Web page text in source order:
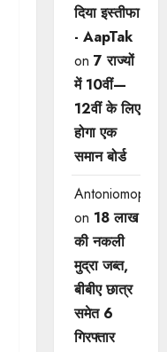
दिया इस्तीफा
- AapTak
on 7 राज्यों
में 10वीं—
12वीं ​के लिए
होगा एक
समान बोर्ड
Antoniomop
on 18 लाख
की नकली
मुद्रा जब्त,
बीबीए छात्र
समेत 6
गिरफ्तार